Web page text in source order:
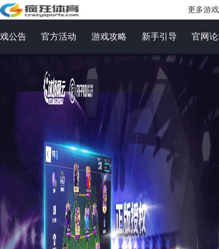
更多游戏
公告 官方活动 游戏攻略 新手引导 官网